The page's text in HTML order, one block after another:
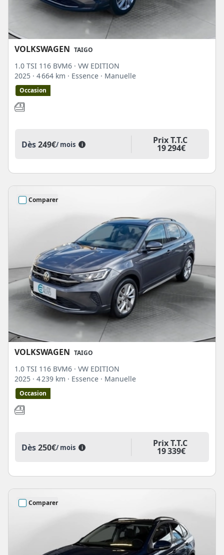
VOLKSWAGEN TAIGO
1.0 TSI 116 BVM6 · VW EDITION
2025 · 4 664 km · Essence · Manuelle
Occasion
Dès249€/ mois i Prix T.T.C
19 294€
Comparer
VOLKSWAGEN TAIGO
1.0 TSI 116 BVM6 · VW EDITION
2025 · 4 239 km · Essence · Manuelle
Occasion
Dès250€/ mois i Prix T.T.C
19 339€
Comparer